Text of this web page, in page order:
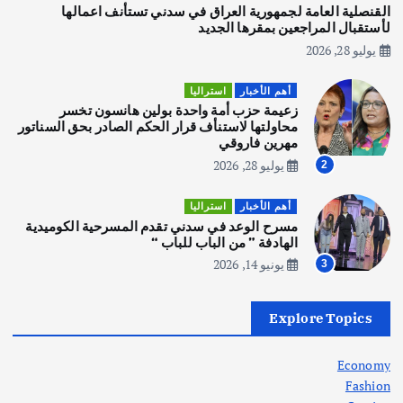
3
يوليو 30, 2026
4
المقبل
يوليو 28, 2026
أهم الأخبار ثقافة وفنون
انطلاق ورشة التمثيل في مدينة كلباء الاماراتية
أغسطس 5, 2026
في جذور المشكلة وحلولها المستدامة
القنصلية العامة لجمهورية العراق في سدني تستأنف اعمالها
لأستقبال المراجعين بمقرها الجديد
يوليو 28, 2026
2
أهم الأخبار استراليا
زعيمة حزب أمة واحدة بولين هانسون تخسر
محاولتها لاستنأف قرار الحكم الصادر بحق السناتور
مهرين فاروقي
يوليو 28, 2026
3
أهم الأخبار استراليا
مسرح الوعد في سدني تقدم المسرحية الكوميدية
الهادفة ” من الباب للباب “
يونيو 14, 2026
Explore Topics
Economy
Fashion